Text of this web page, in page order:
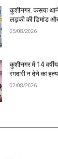
कुशीनगर: कसया
लड़की की डिमांड और
05/08/2026
कुशीनगर में 14
रंगदारी न देने का
02/08/2026